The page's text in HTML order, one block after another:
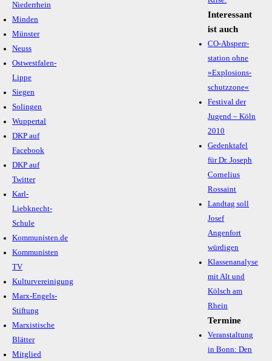
Niederrhein
Minden
Münster
Neuss
Ostwestfalen-
Lippe
Siegen
Solingen
Wuppertal
DKP auf
Facebook
DKP auf
Twitter
Karl-
Liebknecht-
Schule
Kommunisten.de
Kommunisten
TV
Kulturvereinigung
Marx-Engels-
Stiftung
Marxistische
Blätter
Mitglied
Interessant
ist auch
CO-Absperr­
station ohne
»Explo­sions­
schutz­zone«
Festival der
Jugend – Köln
2010
Gedenktafel
für Dr. Joseph
Cornelius
Rossaint
Landtag soll
Josef
Angenfort
würdigen
Klassenanalyse
mit Alt und
Kölsch am
Rhein
Termine
Veranstaltung
in Bonn: Den